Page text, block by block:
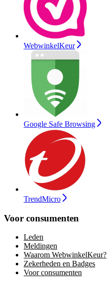
WebwinkelKeur
Google Safe Browsing
TrendMicro
Voor consumenten
Leden
Meldingen
Waarom WebwinkelKeur?
Zekerheden en Badges
Voor consumenten